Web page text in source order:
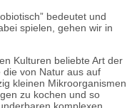
bedeutet und
spielen, gehen wir in
Kulturen beliebte Art der
von Natur aus auf
kleinen Mikroorganismen
zu kochen und so